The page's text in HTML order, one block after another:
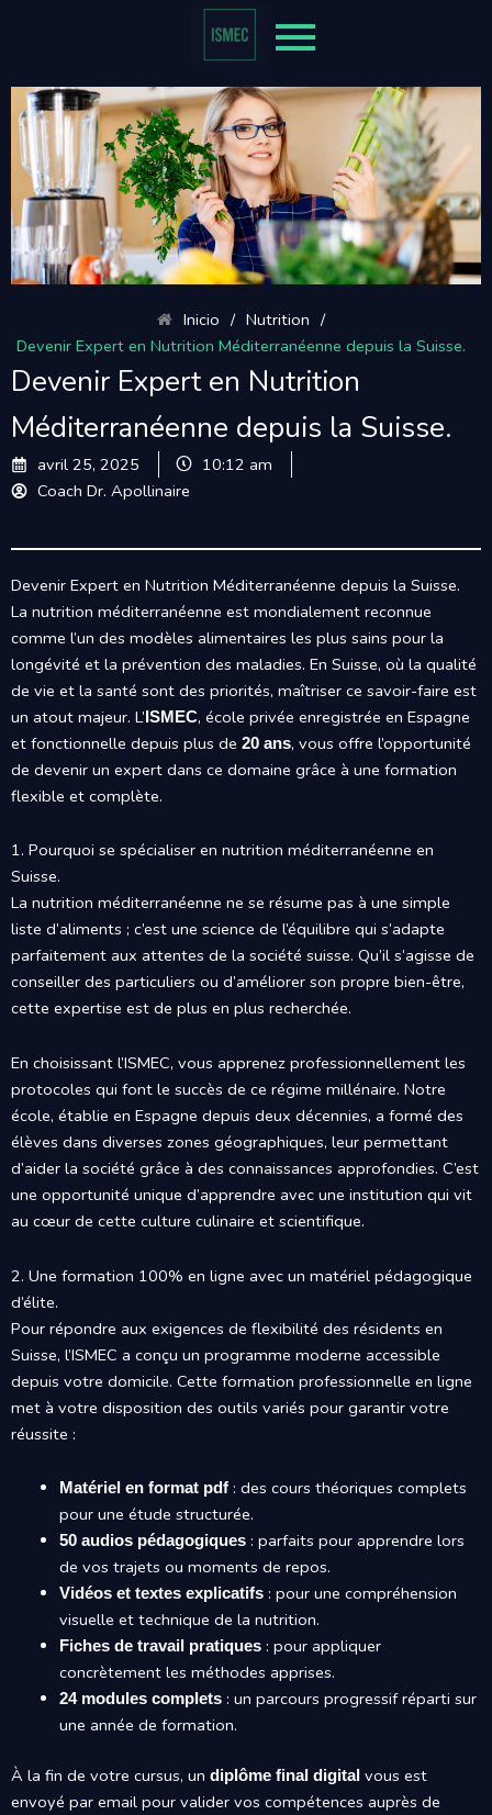
Inicio / Nutrition /
Devenir Expert en Nutrition Méditerranéenne depuis la Suisse.
Devenir Expert en Nutrition
Méditerranéenne depuis la Suisse.
avril 25, 2025
10:12 am
Coach Dr. Apollinaire
Devenir Expert en Nutrition Méditerranéenne depuis la Suisse.
La nutrition méditerranéenne est mondialement reconnue
comme l’un des modèles alimentaires les plus sains pour la
longévité et la prévention des maladies. En Suisse, où la qualité
de vie et la santé sont des priorités, maîtriser ce savoir-faire est
un atout majeur. L’ ISMEC, école privée enregistrée en Espagne
et fonctionnelle depuis plus de 20 ans, vous offre l’opportunité
de devenir un expert dans ce domaine grâce à une formation
flexible et complète.
1. Pourquoi se spécialiser en nutrition méditerranéenne en
Suisse.
La nutrition méditerranéenne ne se résume pas à une simple
liste d’aliments ; c’est une science de l’équilibre qui s’adapte
parfaitement aux attentes de la société suisse. Qu’il s’agisse de
conseiller des particuliers ou d’améliorer son propre bien-être,
cette expertise est de plus en plus recherchée.
En choisissant l’ISMEC, vous apprenez professionnellement les
protocoles qui font le succès de ce régime millénaire. Notre
école, établie en Espagne depuis deux décennies, a formé des
élèves dans diverses zones géographiques, leur permettant
d’aider la société grâce à des connaissances approfondies. C’est
une opportunité unique d’apprendre avec une institution qui vit
au cœur de cette culture culinaire et scientifique.
2. Une formation 100% en ligne avec un matériel pédagogique
d’élite.
Pour répondre aux exigences de flexibilité des résidents en
Suisse, l’ISMEC a conçu un programme moderne accessible
depuis votre domicile. Cette formation professionnelle en ligne
met à votre disposition des outils variés pour garantir votre
réussite :
Matériel en format pdf: des cours théoriques complets
pour une étude structurée.
50 audios pédagogiques: parfaits pour apprendre lors
de vos trajets ou moments de repos.
Vidéos et textes explicatifs: pour une compréhension
visuelle et technique de la nutrition.
Fiches de travail pratiques: pour appliquer
concrètement les méthodes apprises.
24 modules complets: un parcours progressif réparti sur
une année de formation.
À la fin de votre cursus, un diplôme final digital vous est
envoyé par email pour valider vos compétences auprès de